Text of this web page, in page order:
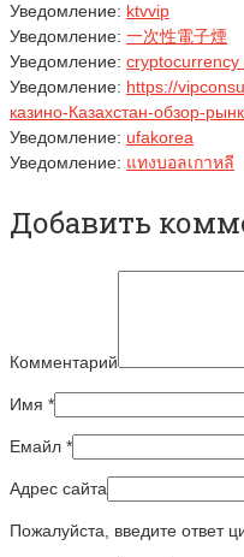
Уведомление: ktvvip
Уведомление: 一次性電子煙
Уведомление: cryptocurrency
Уведомление: https://
казино-Казахстан-обзор-
Уведомление: ufakorea
Уведомление: แทงบอลเกาหลี
Добавить
Комментарий
Имя *
Емайл *
Адрес сайта
Пожалуйста, введите ответ